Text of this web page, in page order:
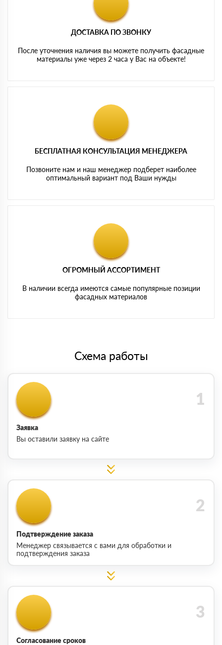
ДОСТАВКА ПО ЗВОНКУ
После уточнения наличия вы можете получить фасадные
материалы уже через 2 часа у Вас на объекте!
БЕСПЛАТНАЯ КОНСУЛЬТАЦИЯ МЕНЕДЖЕРА
Позвоните нам и наш менеджер подберет наиболее
оптимальный вариант под Ваши нужды
ОГРОМНЫЙ АССОРТИМЕНТ
В наличии всегда имеются самые популярные позиции
фасадных материалов
Схема работы
Заявка
Вы оставили заявку на сайте
Подтверждение заказа
Менеджер связывается с вами для обработки и
подтверждения заказа
Согласование сроков